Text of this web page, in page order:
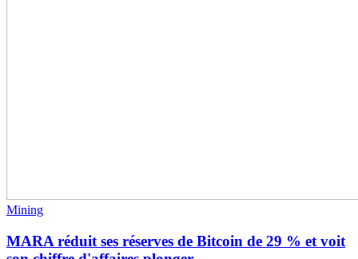
Mining
MARA réduit ses réserves de Bitcoin de 29 % et voit